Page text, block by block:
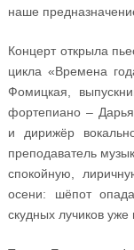
наше
Концерт открыла
цикла «Времена
Фомицкая,
фортепиано –
и дирижёр
преподаватель
спокойную,
осени: шёпот
скудных лучиков